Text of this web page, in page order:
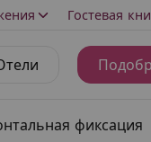
Гостевая
фиксация